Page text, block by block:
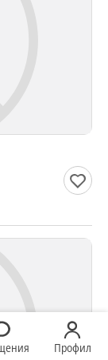
Профил